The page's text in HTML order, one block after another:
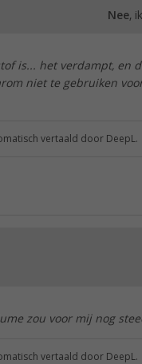
Nee,
is... het verdampt, en
niet te gebruiken
vertaald door DeepL.
zou voor mij nog
vertaald door DeepL.